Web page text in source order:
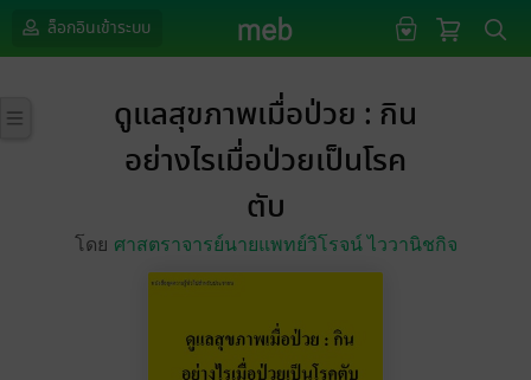
ล็อกอินเข้าระบบ
ดูแลสุขภาพเมื่อป่วย : กิน
อย่างไรเมื่อป่วยเป็นโรค
ตับ
โดย ศาสตราจารย์นายแพทย์วิโรจน์ ไววานิชกิจ